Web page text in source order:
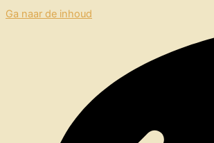
Ga naar de inhoud